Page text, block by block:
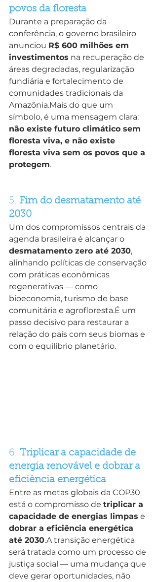
povos da floresta
Durante a preparação da
conferência, o governo brasileiro
anunciou R$ 600 milhões em
investimentos na recuperação de
áreas degradadas, regularização
fundiária e fortalecimento de
comunidades tradicionais da
Amazônia.Mais do que um
símbolo, é uma mensagem clara:
não existe futuro climático sem
floresta viva, e não existe
floresta viva sem os povos que a
protegem.
5. Fim do desmatamento até
2030
Um dos compromissos centrais da
agenda brasileira é alcançar o
desmatamento zero até 2030,
alinhando políticas de conservação
com práticas econômicas
regenerativas — como
bioeconomia, turismo de base
comunitária e agrofloresta.É um
passo decisivo para restaurar a
relação do país com seus biomas e
com o equilíbrio planetário.
6. Triplicar a capacidade de
energia renovável e dobrar a
eficiência energética
Entre as metas globais da COP30
está o compromisso de triplicar a
capacidade de energias limpas e
dobrar a eficiência energética
até 2030.A transição energética
será tratada como um processo de
justiça social — uma mudança que
deve gerar oportunidades, não